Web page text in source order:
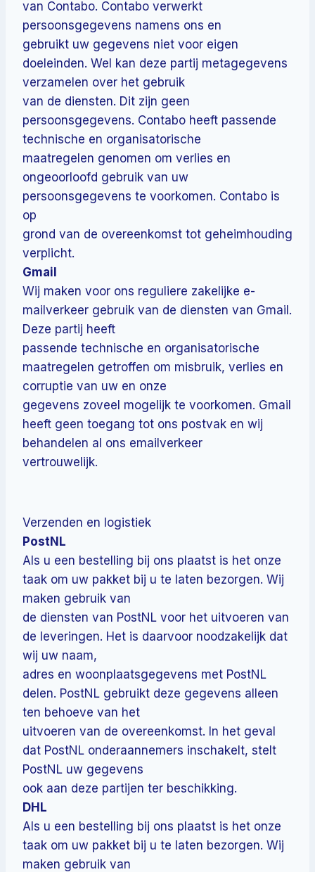
van Contabo. Contabo verwerkt
persoonsgegevens namens ons en
gebruikt uw gegevens niet voor eigen
doeleinden. Wel kan deze partij metagegevens
verzamelen over het gebruik
van de diensten. Dit zijn geen
persoonsgegevens. Contabo heeft passende
technische en organisatorische
maatregelen genomen om verlies en
ongeoorloofd gebruik van uw
persoonsgegevens te voorkomen. Contabo is
op
grond van de overeenkomst tot geheimhouding
verplicht.
Gmail
Wij maken voor ons reguliere zakelijke e-
mailverkeer gebruik van de diensten van Gmail.
Deze partij heeft
passende technische en organisatorische
maatregelen getroffen om misbruik, verlies en
corruptie van uw en onze
gegevens zoveel mogelijk te voorkomen. Gmail
heeft geen toegang tot ons postvak en wij
behandelen al ons emailverkeer
vertrouwelijk.
Verzenden en logistiek
PostNL
Als u een bestelling bij ons plaatst is het onze
taak om uw pakket bij u te laten bezorgen. Wij
maken gebruik van
de diensten van PostNL voor het uitvoeren van
de leveringen. Het is daarvoor noodzakelijk dat
wij uw naam,
adres en woonplaatsgegevens met PostNL
delen. PostNL gebruikt deze gegevens alleen
ten behoeve van het
uitvoeren van de overeenkomst. In het geval
dat PostNL onderaannemers inschakelt, stelt
PostNL uw gegevens
ook aan deze partijen ter beschikking.
DHL
Als u een bestelling bij ons plaatst is het onze
taak om uw pakket bij u te laten bezorgen. Wij
maken gebruik van